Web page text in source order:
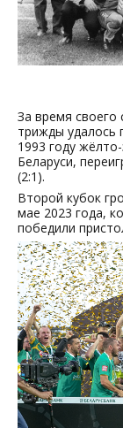
За время своего
трижды удалось
1993 году
Беларуси,
(2:1).
Второй кубок
мае 2023 года,
победили